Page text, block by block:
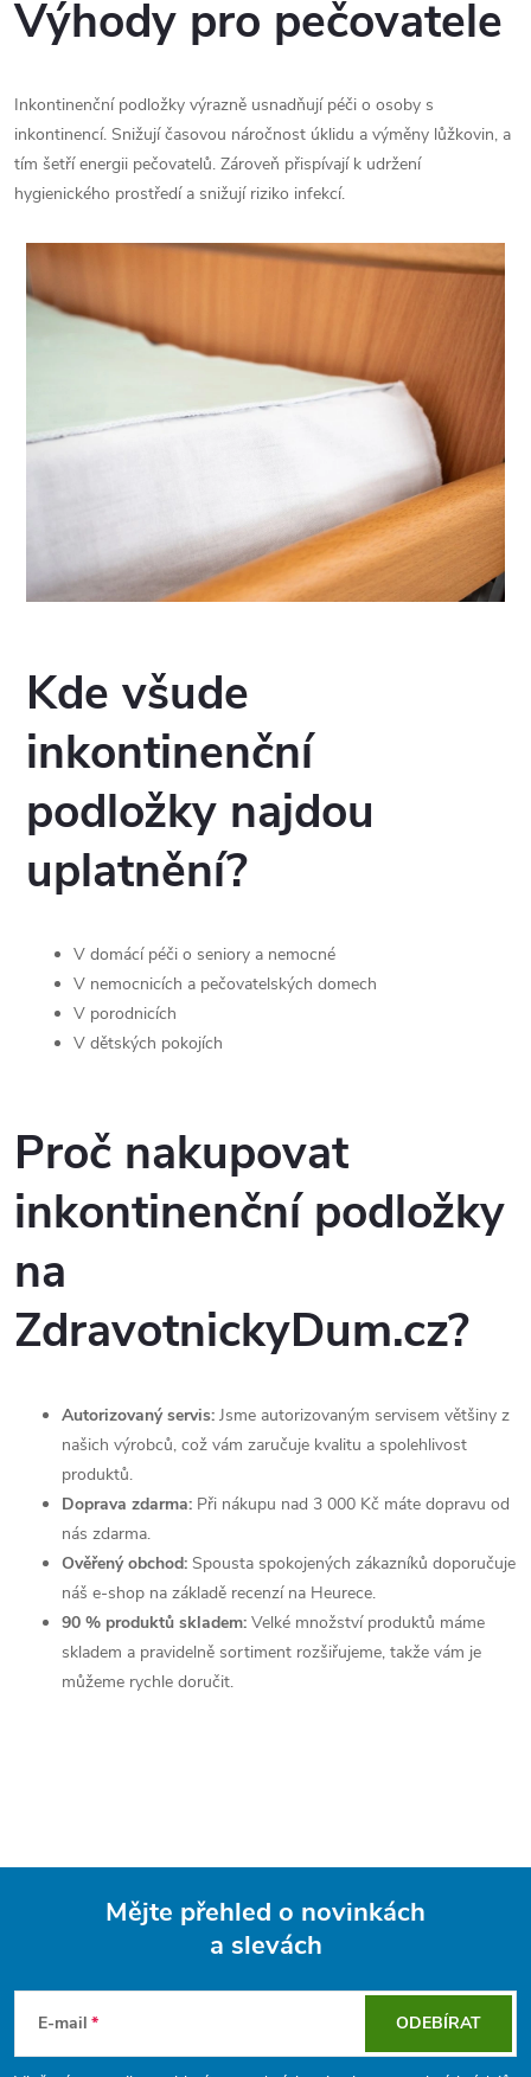
Výhody pro pečovatele
Inkontinenční podložky výrazně usnadňují péči o osoby s
inkontinencí. Snižují časovou náročnost úklidu a výměny lůžkovin, a
tím šetří energii pečovatelů. Zároveň přispívají k udržení
hygienického prostředí a snižují riziko infekcí.
Kde všude
inkontinenční
podložky najdou
uplatnění?
V domácí péči o seniory a nemocné
V nemocnicích a pečovatelských domech
V porodnicích
V dětských pokojích
Proč nakupovat
inkontinenční podložky
na
ZdravotnickyDum.cz?
Autorizovaný servis: Jsme autorizovaným servisem většiny z
našich výrobců, což vám zaručuje kvalitu a spolehlivost
produktů.
Doprava zdarma: Při nákupu nad 3 000 Kč máte dopravu od
nás zdarma.
Ověřený obchod: Spousta spokojených zákazníků doporučuje
náš e-shop na základě recenzí na Heurece.
90 % produktů skladem: Velké množství produktů máme
skladem a pravidelně sortiment rozšiřujeme, takže vám je
můžeme rychle doručit.
Mějte přehled o novinkách
a slevách
E-mail ODEBÍRAT